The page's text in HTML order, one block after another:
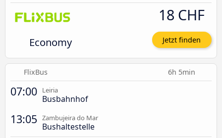
Economy
18 CHF
Jetzt finden
FlixBus 6h 5min
07:00 Leiria
Busbahnhof
13:05 Zambujeira do Mar
Bushaltestelle